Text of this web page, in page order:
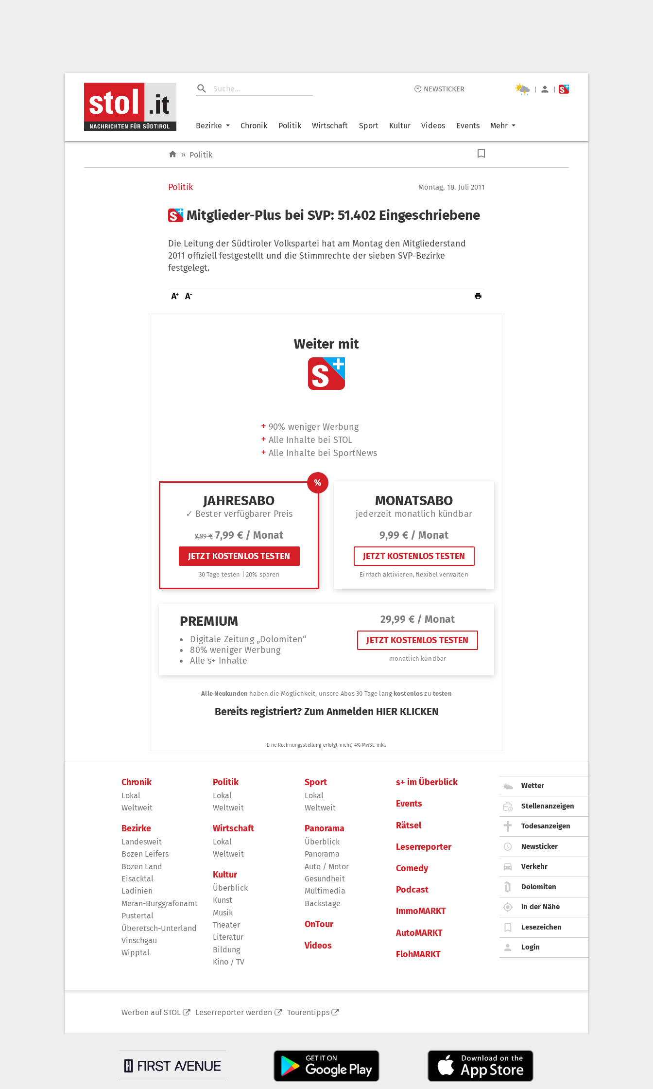
🕙 NEWSTICKER | |
Bezirke Chronik Politik Wirtschaft Sport Kultur Videos Events Mehr
» Politik
Politik Montag, 18. Juli 2011
 Mitglieder-Plus bei SVP: 51.402 Eingeschriebene
Die Leitung der Südtiroler Volkspartei hat am Montag den Mitgliederstand
2011 offiziell festgestellt und die Stimmrechte der sieben SVP-Bezirke
festgelegt.
Chronik
Lokal
Weltweit
Bezirke
Landesweit
Bozen Leifers
Bozen Land
Eisacktal
Ladinien
Meran-Burggrafenamt
Pustertal
Überetsch-Unterland
Vinschgau
Wipptal
Politik
Lokal
Weltweit
Wirtschaft
Lokal
Weltweit
Kultur
Überblick
Kunst
Musik
Theater
Literatur
Bildung
Kino / TV
Sport
Lokal
Weltweit
Panorama
Überblick
Panorama
Auto / Motor
Gesundheit
Multimedia
Backstage
OnTour
Videos
s+ im Überblick
Events
Rätsel
Leserreporter
Comedy
Podcast
ImmoMARKT
AutoMARKT
FlohMARKT
Wetter
Stellenanzeigen
Todesanzeigen
Newsticker
Verkehr
Dolomiten
In der Nähe
Lesezeichen
Login
Werben auf STOL Leserreporter werden Tourentipps